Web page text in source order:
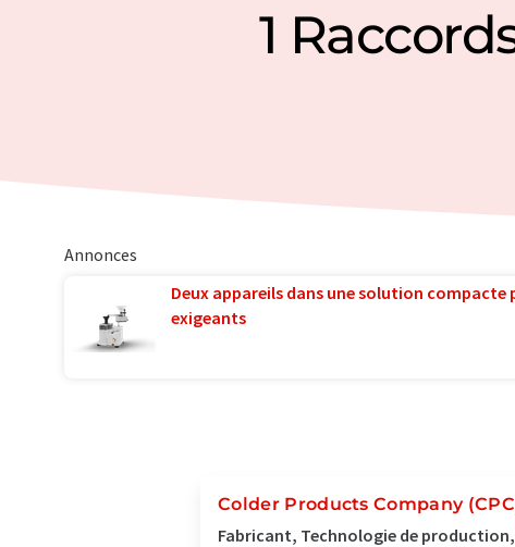
1
Annonces
Deux appareils dans une solution compacte
exigeants
Colder Products Company
Fabricant, Technologie de